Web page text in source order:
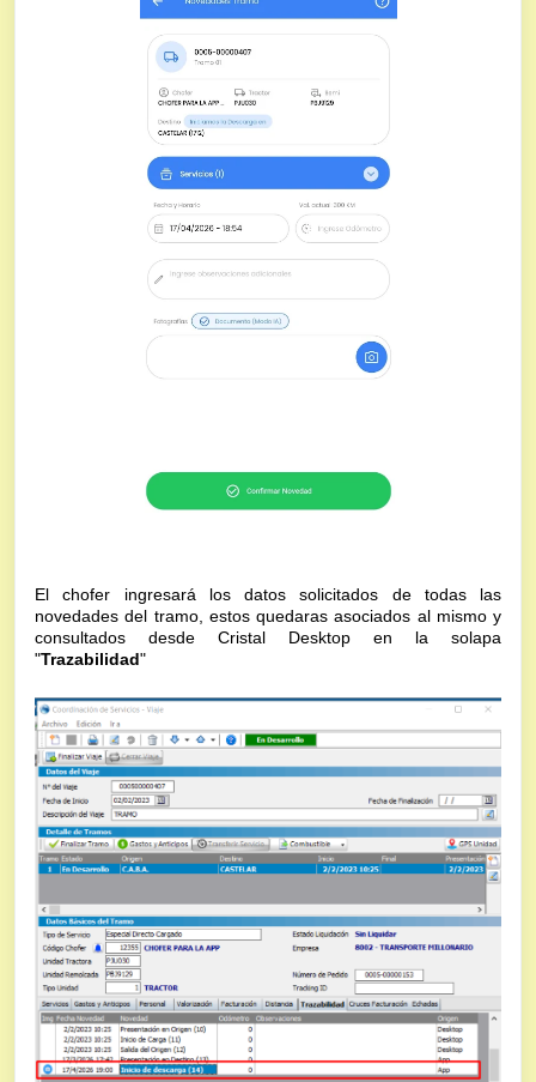
El chofer ingresará los datos solicitados de todas las
novedades del tramo, estos quedaras asociados al mismo y
consultados desde Cristal Desktop en la solapa
"Trazabilidad"